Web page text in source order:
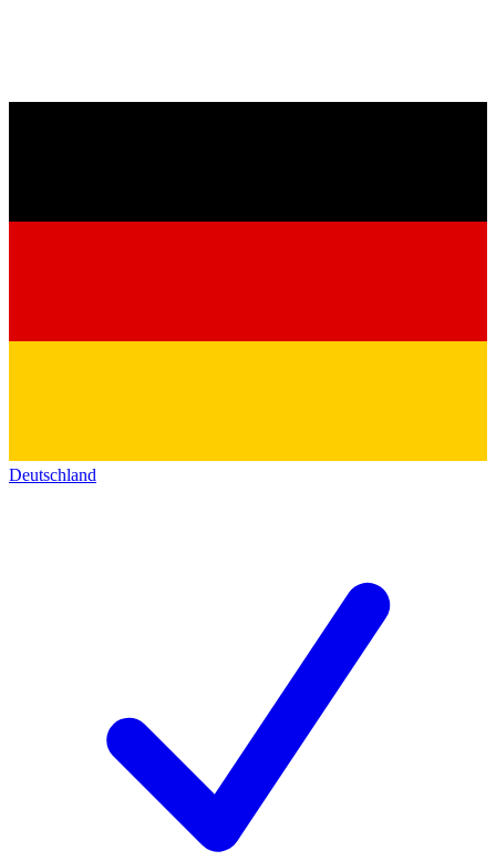
Deutschland